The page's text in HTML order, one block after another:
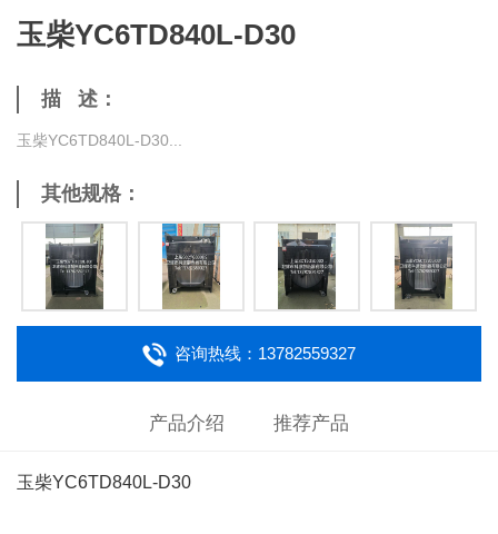
玉柴YC6TD840L-D30
描 述：
玉柴YC6TD840L-D30...
其他规格：
咨询热线：13782559327
产品介绍 推荐产品
玉柴YC6TD840L-D30